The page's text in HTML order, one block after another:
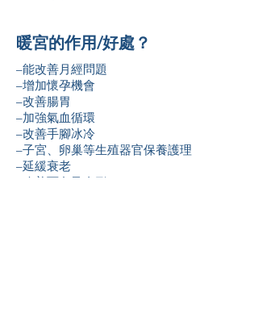
暖宮的作用/好處？
–能改善月經問題
–增加懷孕機會
–改善腸胃
–加強氣血循環
–改善手腳冰冷
–子宮、卵巢等生殖器官保養護理
–延緩衰老
–改善面色及身形